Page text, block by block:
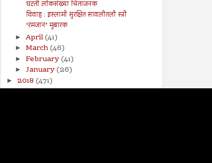
घटती लोकसंख्या चिंताजनक
विवाह : इस्लामी सुरक्षित सावलीतली स्त्री
‘रमजान’ मुबारक
► April(41)
► March(46)
► February(41)
► January(26)
► 2018 (471)
►2017(141)